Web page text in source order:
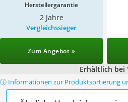
Herstellergarantie
2 Jahre
Vergleichssieger
Zum Angebot »
Erhältlich bei
ⓘ Informationen zur Produktsortierung